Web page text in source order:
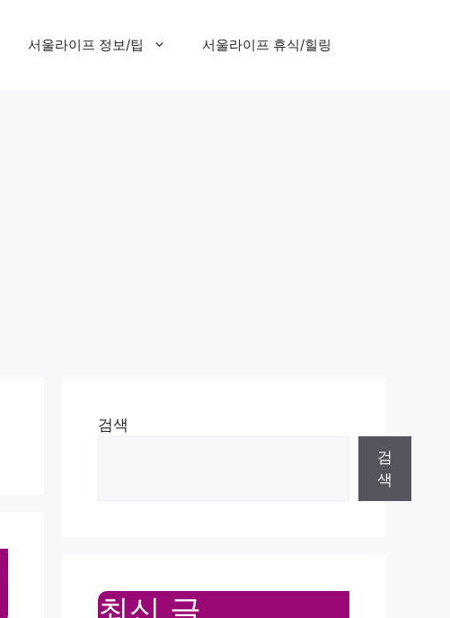
서울라이프 정보/팁 서울라이프 휴식/힐링
검색
검
색
최신 글